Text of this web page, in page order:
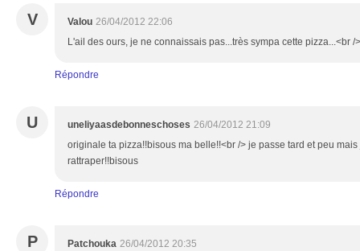
V Valou 26/04/2012 22:06
L'ail des ours, je ne connaissais pas...très sympa cette pizza...<br /
Répondre
U uneliyaasdebonneschoses 26/04/2012 21:09
originale ta pizza!!bisous ma belle!!<br /> je passe tard et peu
rattraper!!bisous
Répondre
P Patchouka 26/04/2012 20:35